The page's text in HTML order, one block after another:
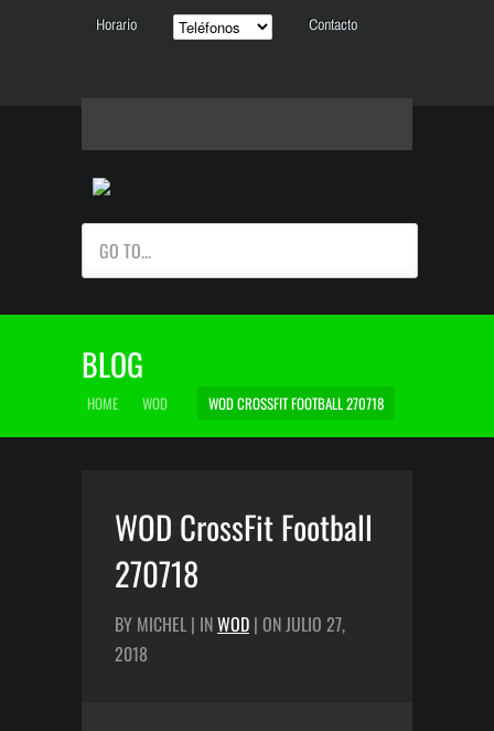
Horario Contacto
GO TO...
BLOG
HOME WOD WOD CROSSFIT FOOTBALL 270718
WOD CrossFit Football
270718
BY MICHEL | INWOD | ON JULIO 27,
2018